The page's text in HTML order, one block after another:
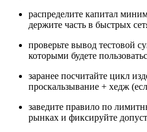
распределите капитал
держите часть в быстрых
проверьте вывод тестовой
которыми будете
заранее посчитайте цикл
проскальзывание + хедж
заведите правило по
рынках и фиксируйте